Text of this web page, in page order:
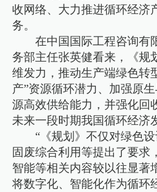
收网络、大力推进循环经济
务。
在中国国际工程咨询有
务部主任张英健看来，《规
维发力，推动生产端绿色转
产”资源循环潜力、加强原
源高效供给能力，并强化回
未来一段时期我国循环经济
“《规划》不仅对绿色
固废综合利用等提出了要求
智能等相关内容较以往显著
将数字化、智能化作为循环